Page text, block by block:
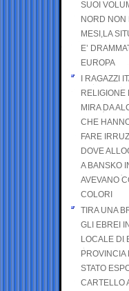
SUOI
NORD NON
MESI,LA
E’
EUROPA
I RAGAZZI
RELIGIONE
MIRA DA
CHE
FARE
DOVE
A BANSKO
AVEVANO
COLORI
TIRA UNA
GLI EBREI
LOCALE DI
PROVINCIA
STATO
CARTELLO